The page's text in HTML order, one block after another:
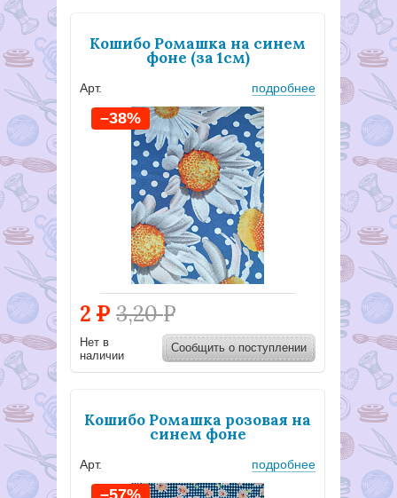
Кошибо Ромашка на синем
фоне (за 1см)
Арт. подробнее
2 Р 3,20Р
–38%
Нет в
наличии
Сообщить о поступлении
Кошибо Ромашка розовая на
синем фоне
Арт. подробнее
–57%